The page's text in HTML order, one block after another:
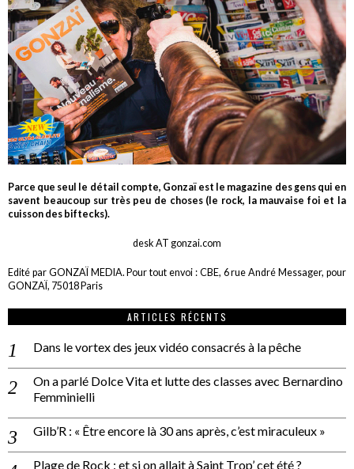
Parce que seul le détail compte, Gonzaï est le magazine des gens qui en
savent beaucoup sur très peu de choses (le rock, la mauvaise foi et la
cuisson des biftecks).
desk AT gonzai.com
Edité par GONZAÏ MEDIA. Pour tout envoi : CBE, 6 rue André Messager, pour
GONZAÏ, 75018 Paris
ARTICLES RÉCENTS
Dans le vortex des jeux vidéo consacrés à la pêche
On a parlé Dolce Vita et lutte des classes avec Bernardino
Femminielli
Gilb’R : « Être encore là 30 ans après, c’est miraculeux »
Plage de Rock : et si on allait à Saint Trop’ cet été ?